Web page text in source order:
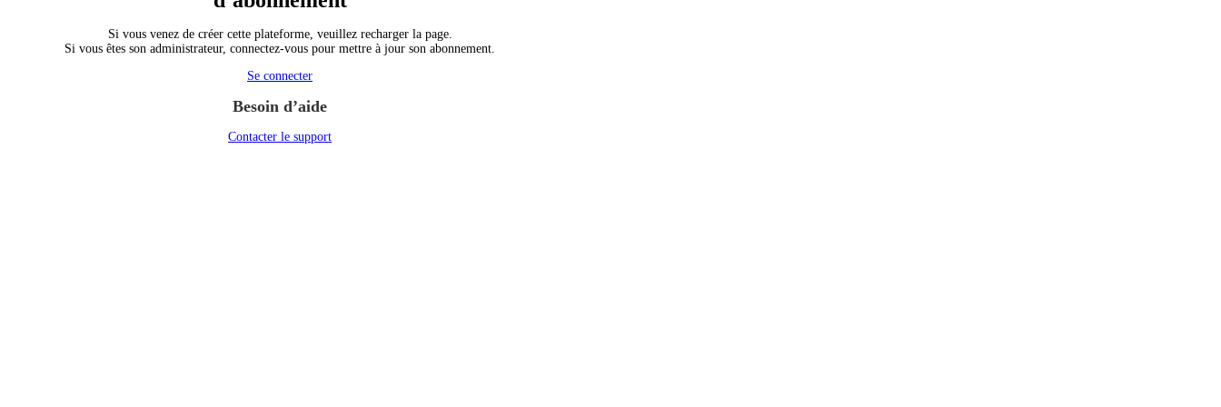
Si vous venez de créer cette plateforme, veuillez recharger la page.
Si vous êtes son administrateur, connectez-vous pour mettre à jour son abonnement.
Se connecter
Besoin d’aide
Contacter le support